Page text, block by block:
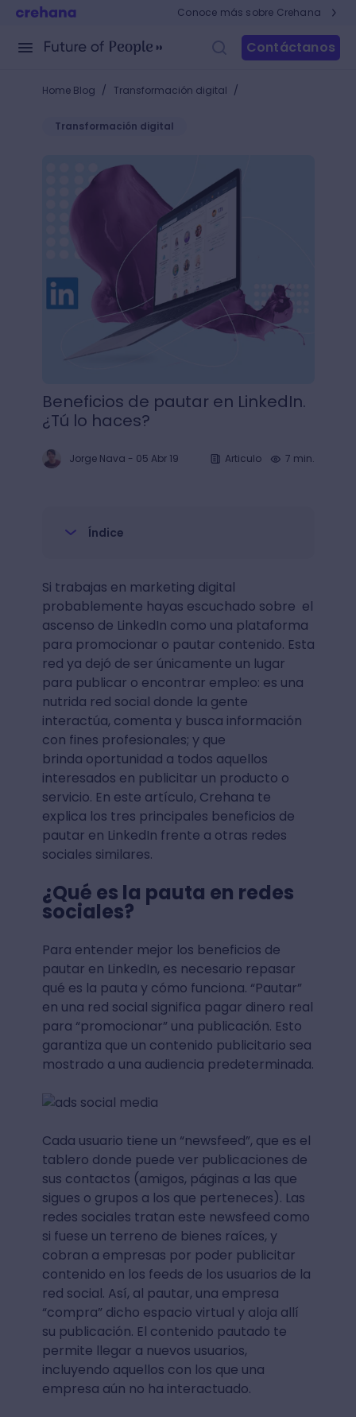
Conoce más sobre Crehana
Contáctanos
Home Blog / Transformación digital /
Transformación digital
Beneficios de pautar en LinkedIn. ¿Tú lo haces?
Beneficios de pautar en LinkedIn.
¿Tú lo haces?
Jorge Nava - 05 Abr 19 Articulo 7 min.
Índice
Si trabajas en marketing digital
probablemente hayas escuchado sobre el
ascenso de LinkedIn como una plataforma
para promocionar o pautar contenido. Esta
red ya dejó de ser únicamente un lugar
para publicar o encontrar empleo: es una
nutrida red social donde la gente
interactúa, comenta y busca información
con fines profesionales; y que
brinda oportunidad a todos aquellos
interesados en publicitar un producto o
servicio. En este artículo, Crehana te
explica los tres principales beneficios de
pautar en LinkedIn frente a otras redes
sociales similares.
¿Qué es la pauta en redes
sociales?
Para entender mejor los beneficios de
pautar en LinkedIn, es necesario repasar
qué es la pauta y cómo funciona. “Pautar”
en una red social significa pagar dinero real
para “promocionar” una publicación. Esto
garantiza que un contenido publicitario sea
mostrado a una audiencia predeterminada.
Cada usuario tiene un “newsfeed”, que es el
tablero donde puede ver publicaciones de
sus contactos (amigos, páginas a las que
sigues o grupos a los que perteneces). Las
redes sociales tratan este newsfeed como
si fuese un terreno de bienes raíces, y
cobran a empresas por poder publicitar
contenido en los feeds de los usuarios de la
red social. Así, al pautar, una empresa
“compra” dicho espacio virtual y aloja allí
su publicación. El contenido pautado te
permite llegar a nuevos usuarios,
incluyendo aquellos con los que una
empresa aún no ha interactuado.